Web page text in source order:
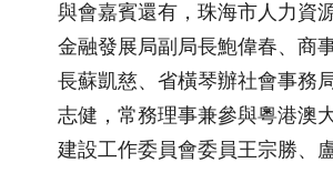
與會嘉賓還有，珠海市人力資
金融發展局副局長鮑偉春、商
長蘇凱慈、省橫琴辦社會事務
志健，常務理事兼參與粵港澳
建設工作委員會委員王宗勝、